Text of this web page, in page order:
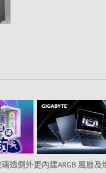
璃透側外更內建ARGB 風扇